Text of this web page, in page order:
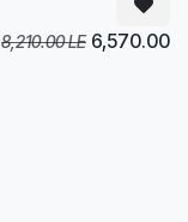
6,570.00
LE
8,210.00LE